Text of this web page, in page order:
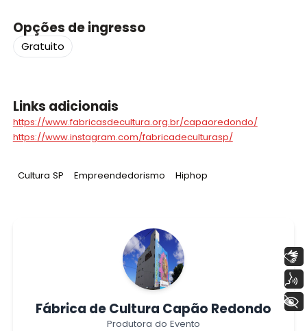
Opções de ingresso
Gratuito
Links adicionais
https://www.fabricasdecultura.org.br/capaoredondo/
https://www.instagram.com/fabricadeculturasp/
Tag:
Cultura SP Tag:
Empreendedorismo Tag:
Hiphop
Fábrica de Cultura Capão Redondo
Produtora do Evento
+ Acessibilidade